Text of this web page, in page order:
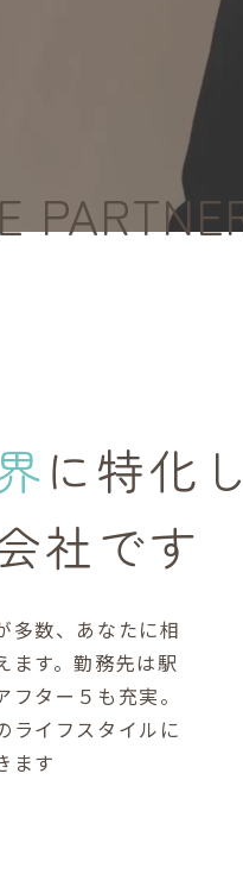
に特化
社です
多数、あなたに相
ます。勤務先は駅
ター５も充実。
ライフスタイルに
ます